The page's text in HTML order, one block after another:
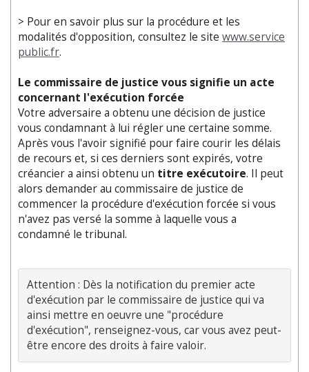
> Pour en savoir plus sur la procédure et les
modalités d'opposition, consultez le site www.service
public.fr.
Le commissaire de justice vous signifie un acte
concernant l'exécution forcée
Votre adversaire a obtenu une décision de justice
vous condamnant à lui régler une certaine somme.
Après vous l'avoir signifié pour faire courir les délais
de recours et, si ces derniers sont expirés, votre
créancier a ainsi obtenu un titre exécutoire. Il peut
alors demander au commissaire de justice de
commencer la procédure d'exécution forcée si vous
n'avez pas versé la somme à laquelle vous a
condamné le tribunal.
Attention : Dès la notification du premier acte
d'exécution par le commissaire de justice qui va
ainsi mettre en oeuvre une "procédure
d'exécution", renseignez-vous, car vous avez peut-